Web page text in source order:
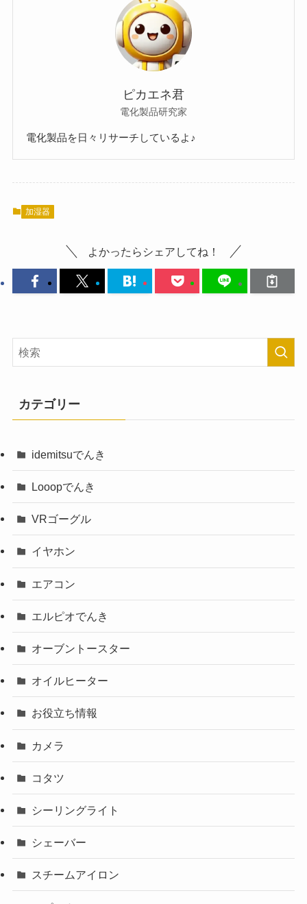
ピカエネ君
電化製品研究家
電化製品を日々リサーチしているよ♪
加湿器
よかったらシェアしてね！
カテゴリー
idemitsuでんき
Looopでんき
VRゴーグル
イヤホン
エアコン
エルピオでんき
オーブントースター
オイルヒーター
お役立ち情報
カメラ
コタツ
シーリングライト
シェーバー
スチームアイロン